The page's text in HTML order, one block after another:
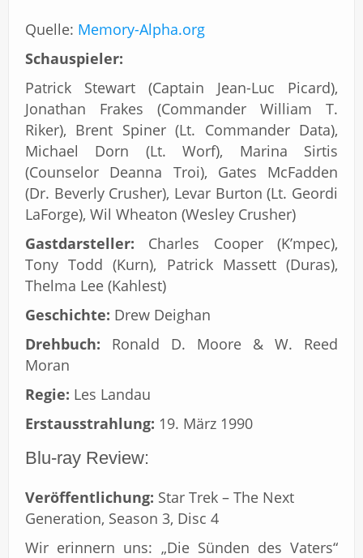
Quelle: Memory-Alpha.org
Schauspieler:
Patrick Stewart (Captain Jean-Luc Picard),
Jonathan Frakes (Commander William T.
Riker), Brent Spiner (Lt. Commander Data),
Michael Dorn (Lt. Worf), Marina Sirtis
(Counselor Deanna Troi), Gates McFadden
(Dr. Beverly Crusher), Levar Burton (Lt. Geordi
LaForge), Wil Wheaton (Wesley Crusher)
Gastdarsteller: Charles Cooper (K’mpec),
Tony Todd (Kurn), Patrick Massett (Duras),
Thelma Lee (Kahlest)
Geschichte: Drew Deighan
Drehbuch: Ronald D. Moore & W. Reed
Moran
Regie: Les Landau
Erstausstrahlung: 19. März 1990
Blu-ray Review:
Veröffentlichung: Star Trek – The Next
Generation, Season 3, Disc 4
Wir erinnern uns: „Die Sünden des Vaters“